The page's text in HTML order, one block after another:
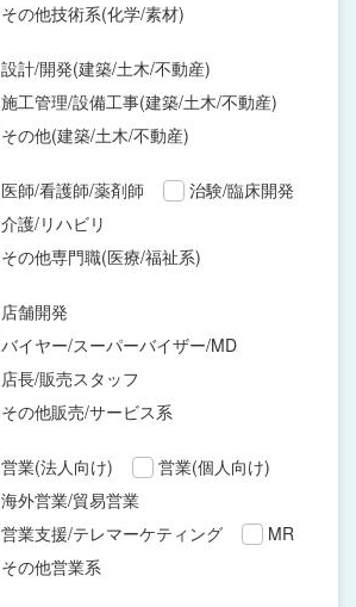
その他技術系(化学/素材)
設計/開発(建築/土木/不動産)
施工管理/設備工事(建築/土木/不動産)
その他(建築/土木/不動産)
医師/看護師/薬剤師
治験/臨床開発
介護/リハビリ
その他専門職(医療/福祉系)
店舗開発
バイヤー/スーパーバイザー/MD
店長/販売スタッフ
その他販売/サービス系
営業(法人向け)
営業(個人向け)
海外営業/貿易営業
営業支援/テレマーケティング
MR
その他営業系